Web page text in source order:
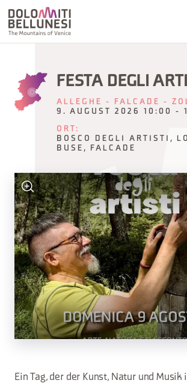
FESTA DEGLI
ALLEGHE - FALCADE -
9. AUGUST 2026 10:00 -
ORT:
BOSCO DEGLI ARTISTI,
BUSE, FALCADE
Ein Tag, der der Kunst, Natur und